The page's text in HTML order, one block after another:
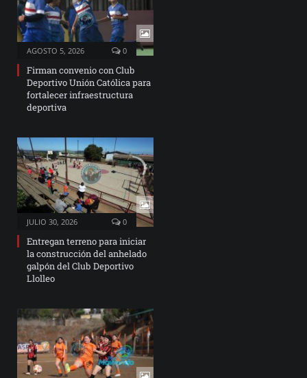
AGOSTO 5, 2026 0
Firman convenio con Club
Deportivo Unión Católica para
fortalecer infraestructura
deportiva
JULIO 30, 2026 0
Entregan terreno para iniciar
la construcción del anhelado
galpón del Club Deportivo
Llolleo